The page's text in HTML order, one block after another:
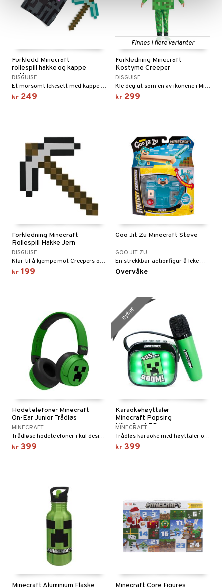
Forkledd Minecraft
rollespill hakke og kappe
sett
DISGUISE
Et morsomt lekesett med kappe og sverd.
kr 249
Finnes i flere varianter
Forkledning Minecraft
Kostyme Creeper
DISGUISE
Kle deg ut som en av ikonene i Minecraft!
kr 299
Forkledning Minecraft
Rollespill Hakke Jern
DISGUISE
Klar til å kjempe mot Creepers og grave etter ressurser?
kr 199
Goo Jit Zu Minecraft Steve
GOO JIT ZU
En strekkbar actionfigur å leke med!
Overvåke
Hodetelefoner Minecraft
On-Ear Junior Trådløs
MINECRAFT
Trådløse hodetelefoner i kul design.
kr 399
Karaokehøyttaler
Minecraft Popsing
Mikrofon LED
MINECRAFT
Trådløs karaoke med høyttaler og mikrofon fra Minecraft.
kr 399
nyhet